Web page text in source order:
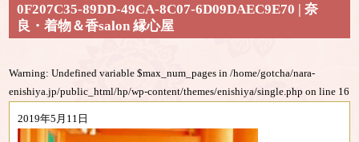
0F207C35-89DD-49CA-8C07-6D09DAEC9E70 | 奈
良・着物＆香salon 縁心屋
Warning: Undefined variable $max_num_pages in/home/gotcha/nara-
enishiya.jp/public_html/hp/wp-content/themes/enishiya/single.php on line 16
2019年5月11日